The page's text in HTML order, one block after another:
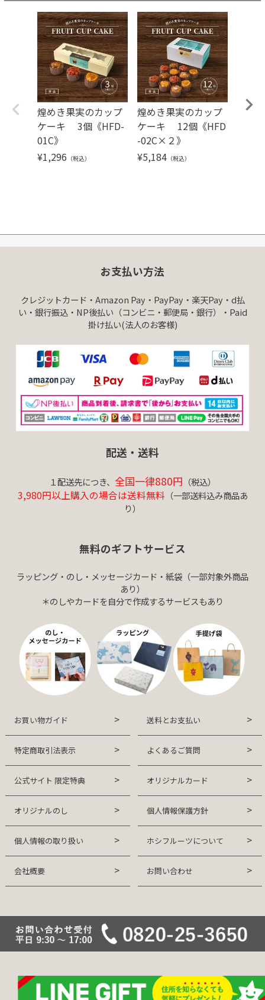
煌めき果実のカップ
ケーキ 3個《HFD-
01C》
¥1,296 （税込）
煌めき果実のカップ
ケーキ 12個《HFD
-02C×２》
¥5,184 （税込）
芳果
お支払い方法
クレジットカード・Amazon Pay・PayPay・楽天Pay・d払
い・銀行振込・NP後払い（コンビニ・郵便局・銀行）・Paid
掛け払い(法人のお客様)
配送・送料
１配送先につき、 全国一律880円 （税込）
3,980円以上購入の場合は送料無料 （一部送料込み商品あ
り）
無料のギフトサービス
ラッピング・のし・メッセージカード・紙袋（一部対象外商品
あり）
＊のしやカードを自分で作成するサービスもあり
お買い物ガイド 送料とお支払い
特定商取引法表示 よくあるご質問
公式サイト 限定特典 オリジナルカード
オリジナルのし 個人情報保護方針
個人情報の取り扱い ホシフルーツについて
会社概要 お問い合わせ